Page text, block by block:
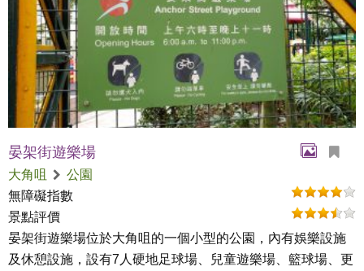
晏架街遊樂場
大角咀
公園
無障礙指數
景點評價
晏架街遊樂場位於大角咀的一個小型的公園，內有娛樂設施
及休憩設施，設有7人硬地足球場、兒童遊樂場、籃球場、更